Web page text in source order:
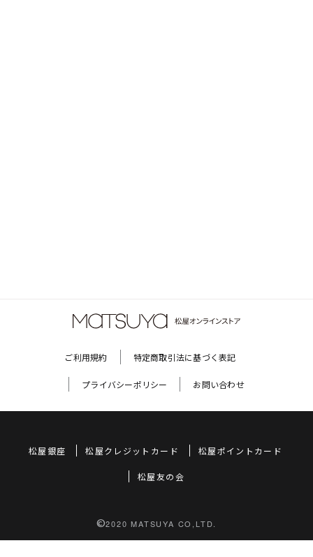
ご利用規約 特定商取引法に基づく表記
プライバシーポリシー お問い合わせ
松屋銀座 松屋クレジットカード 松屋ポイントカード
松屋友の会
©2020 MATSUYA CO,LTD.